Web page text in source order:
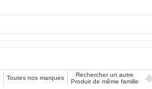
Toutes nos marques
Rechercher un autre
Produit de même famille